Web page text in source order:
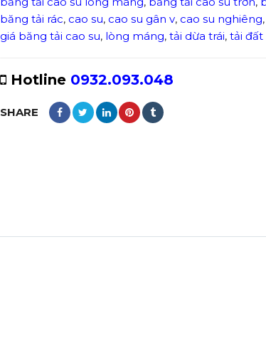
băng tải rác, cao su, cao su gân v, cao su nghiêng,
giá băng tải cao su, lòng máng, tải dừa trái, tải đất
Hotline 0932.093.048
SHARE